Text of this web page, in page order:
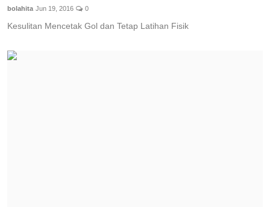
bolahita Jun 19, 2016 0
Kesulitan Mencetak Gol dan Tetap Latihan Fisik